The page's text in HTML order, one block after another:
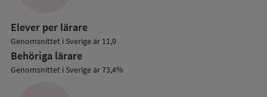
Elever per lärare
Genomsnittet i Sverige är 11,9
Behöriga lärare
Genomsnittet i Sverige är 73,4%